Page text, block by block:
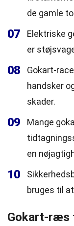
de gamle
07
Elektriske
er
08
Gokart-
handsker
skader.
09
Mange
en
10
bruges til
Gokart-ræs